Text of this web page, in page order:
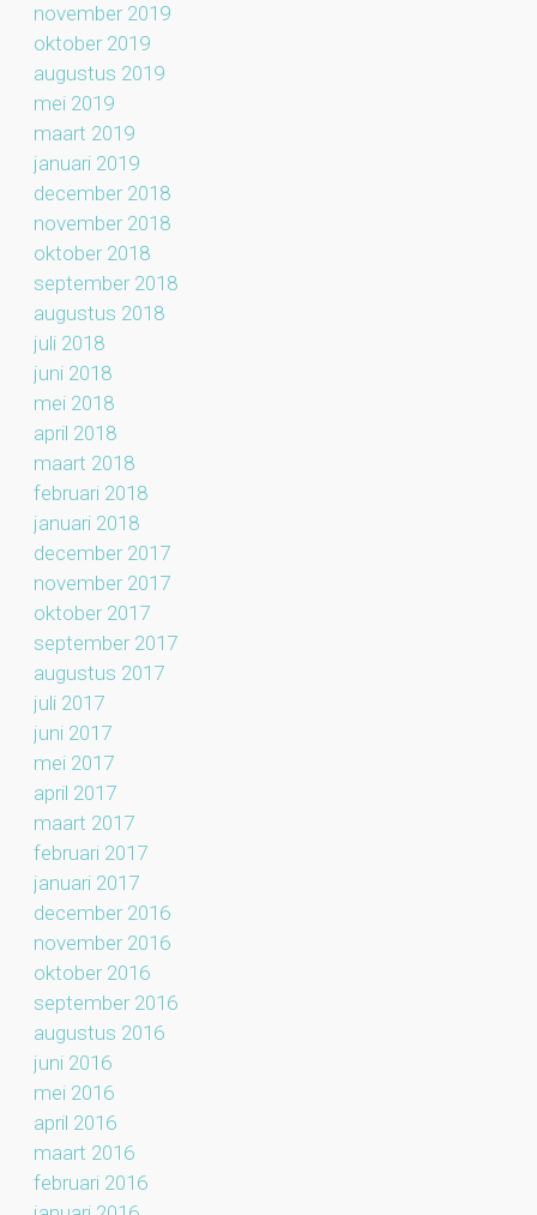
november 2019
oktober 2019
augustus 2019
mei 2019
maart 2019
januari 2019
december 2018
november 2018
oktober 2018
september 2018
augustus 2018
juli 2018
juni 2018
mei 2018
april 2018
maart 2018
februari 2018
januari 2018
december 2017
november 2017
oktober 2017
september 2017
augustus 2017
juli 2017
juni 2017
mei 2017
april 2017
maart 2017
februari 2017
januari 2017
december 2016
november 2016
oktober 2016
september 2016
augustus 2016
juni 2016
mei 2016
april 2016
maart 2016
februari 2016